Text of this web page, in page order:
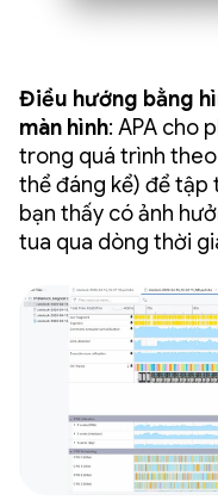
Điều hướng bằng
màn hình: APA cho
trong quá trình
thể đáng kể) để tập
bạn thấy có ảnh
tua qua dòng thời